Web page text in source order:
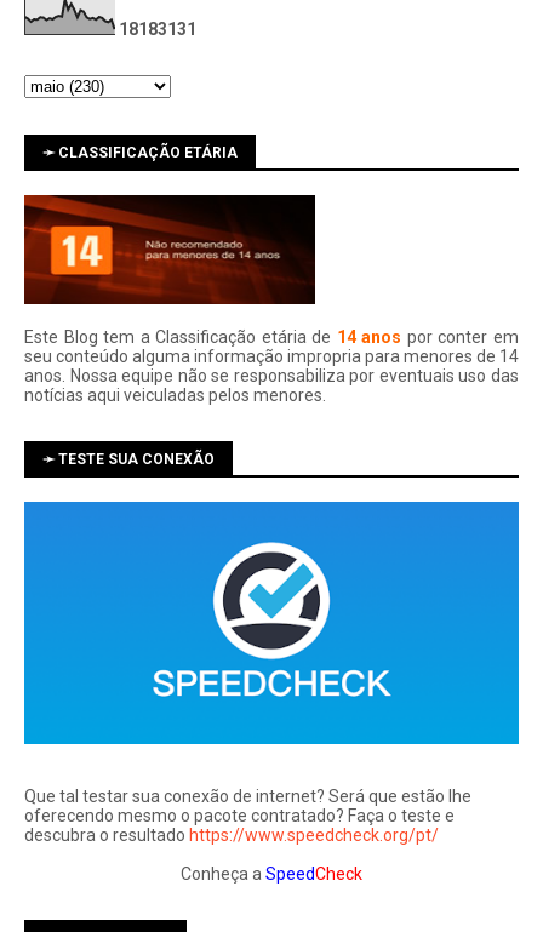
1 81 83131
➛ CLASSIFICAÇÃO ETÁRIA
Este Blog tem a Classificação etária de 14 anos por conter em
seu conteúdo alguma informação impropria para menores de 14
anos. Nossa equipe não se responsabiliza por eventuais uso das
notí­cias aqui veiculadas pelos menores.
➛ TESTE SUA CONEXÃO
Que tal testar sua conexão de internet? Será que estão lhe
oferecendo mesmo o pacote contratado? Faça o teste e
descubra o resultado https://www.speedcheck.org/pt/
Conheça a SpeedCheck